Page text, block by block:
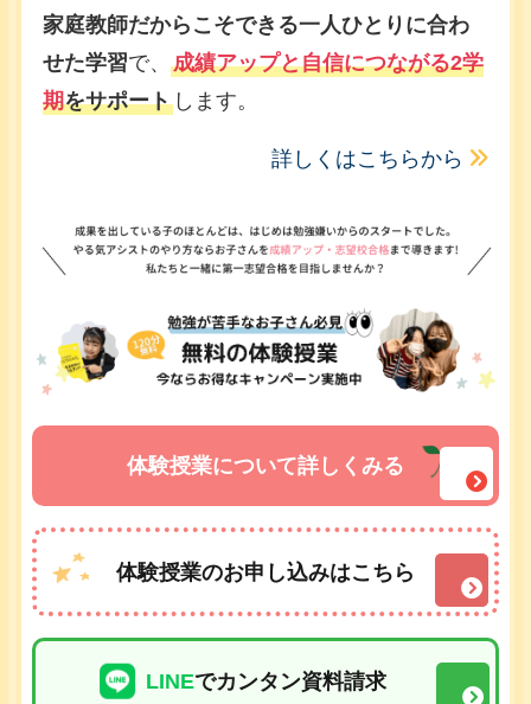
家庭教師だからこそできる一人ひとりに合わ
せた学習で、 成績アップと自信につながる2学
期をサポートします。
詳しくはこちらから
体験授業について詳しくみる
体験授業のお申し込みはこちら
LINEでカンタン資料請求